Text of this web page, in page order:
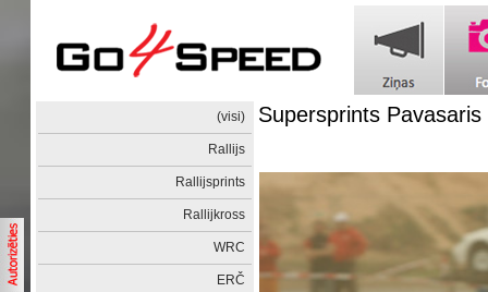
(visi)
Rallijs
Rallijsprints
Rallijkross
WRC
ERČ
Supersprints